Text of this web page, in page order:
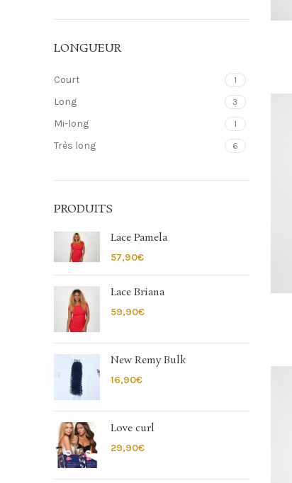
LONGUEUR
Court 1
Long 3
Mi-long 1
Très long 6
PRODUITS
Lace Pamela
€
Lace Briana
€
New Remy Bulk
€
Love curl
€